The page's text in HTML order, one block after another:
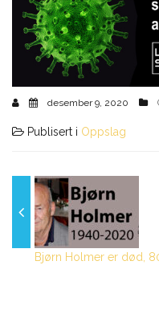
desember 9, 2020
Publisert i Oppslag
Bjørn Holmer er død,